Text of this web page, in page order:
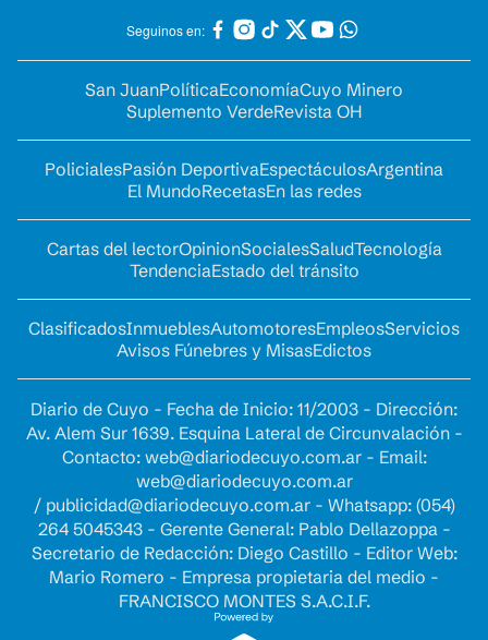
Seguinos en:
San JuanPolíticaEconomíaCuyo Minero
Suplemento VerdeRevista OH
PolicialesPasión DeportivaEspectáculosArgentina
El MundoRecetasEn las redes
Cartas del lectorOpinionSocialesSaludTecnología
TendenciaEstado del tránsito
ClasificadosInmueblesAutomotoresEmpleosServicios
Avisos Fúnebres y MisasEdictos
Diario de Cuyo - Fecha de Inicio: 11/2003 - Dirección:
Av. Alem Sur 1639. Esquina Lateral de Circunvalación -
Contacto: web@diariodecuyo.com.ar- Email:
web@diariodecuyo.com.ar
/ publicidad@diariodecuyo.com.ar- Whatsapp: (054)
264 5045343 - Gerente General: Pablo Dellazoppa -
Secretario de Redacción: Diego Castillo - Editor Web:
Mario Romero - Empresa propietaria del medio -
FRANCISCO MONTES S.A.C.I.F.